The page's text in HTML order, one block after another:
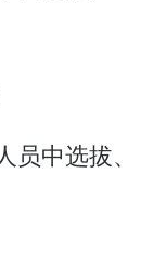
中选拔、